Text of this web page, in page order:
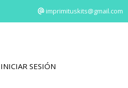
imprimituskits@gmail.com
INICIAR SESIÓN